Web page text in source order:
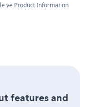
ve Product Information
features and